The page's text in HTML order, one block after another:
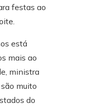
festas ao
está
mais ao
ministra
muito
do